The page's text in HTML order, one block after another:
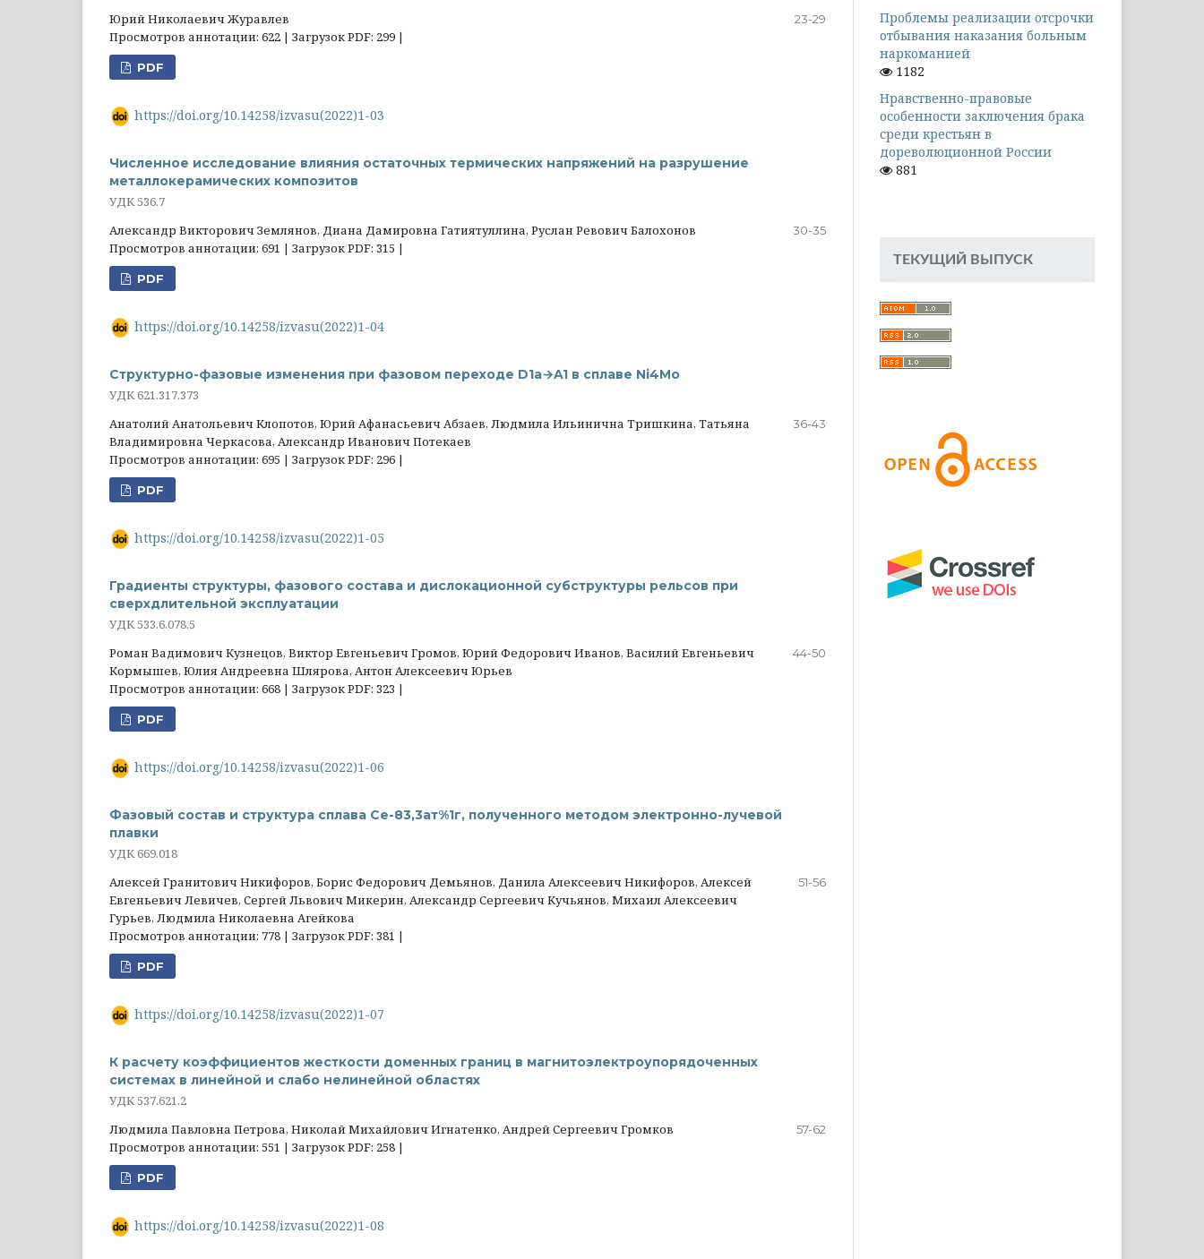
Юрий Николаевич Журавлев
23-29
Просмотров аннотации: 622 | Загрузок PDF: 299 |
PDF
https://doi.org/10.14258/izvasu(2022)1-03
Численное исследование влияния остаточных термических напряжений на разрушение
металлокерамических композитов
УДК 536.7
Александр Викторович Землянов, Диана Дамировна Гатиятуллина, Руслан Ревович Балохонов
30-35
Просмотров аннотации: 691 | Загрузок PDF: 315 |
PDF
https://doi.org/10.14258/izvasu(2022)1-04
Структурно-фазовые изменения при фазовом переходе D1a→A1 в сплаве Ni4Mo
УДК 621.317.373
Анатолий Анатольевич Клопотов, Юрий Афанасьевич Абзаев, Людмила Ильинична Тришкина, Татьяна
Владимировна Черкасова, Александр Иванович Потекаев
36-43
Просмотров аннотации: 695 | Загрузок PDF: 296 |
PDF
https://doi.org/10.14258/izvasu(2022)1-05
Градиенты структуры, фазового состава и дислокационной субструктуры рельсов при
сверхдлительной эксплуатации
УДК 533.6.078.5
Роман Вадимович Кузнецов, Виктор Евгеньевич Громов, Юрий Федорович Иванов, Василий Евгеньевич
Кормышев, Юлия Андреевна Шлярова, Антон Алексеевич Юрьев
44-50
Просмотров аннотации: 668 | Загрузок PDF: 323 |
PDF
https://doi.org/10.14258/izvasu(2022)1-06
Фазовый состав и структура сплава Се-83,3ат%1г, полученного методом электронно-лучевой
плавки
УДК 669.018
Алексей Гранитович Никифоров, Борис Федорович Демьянов, Данила Алексеевич Никифоров, Алексей
Евгеньевич Левичев, Сергей Львович Микерин, Александр Сергеевич Кучьянов, Михаил Алексеевич
Гурьев, Людмила Николаевна Агейкова
51-56
Просмотров аннотации: 778 | Загрузок PDF: 381 |
PDF
https://doi.org/10.14258/izvasu(2022)1-07
К расчету коэффициентов жесткости доменных границ в магнитоэлектроупорядоченных
системах в линейной и слабо нелинейной областях
УДК 537.621.2
Людмила Павловна Петрова, Николай Михайлович Игнатенко, Андрей Сергеевич Громков
57-62
Просмотров аннотации: 551 | Загрузок PDF: 258 |
PDF
https://doi.org/10.14258/izvasu(2022)1-08
Проблемы реализации отсрочки
отбывания наказания больным
наркоманией
1182
Нравственно-правовые
особенности заключения брака
среди крестьян в
дореволюционной России
881
ТЕКУЩИЙ ВЫПУСК